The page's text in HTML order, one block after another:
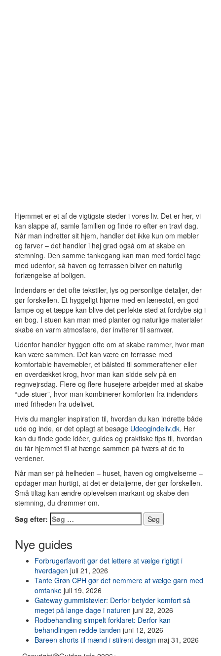
Hjemmet er et af de vigtigste steder i vores liv. Det er her, vi
kan slappe af, samle familien og finde ro efter en travl dag.
Når man indretter sit hjem, handler det ikke kun om møbler
og farver – det handler i høj grad også om at skabe en
stemning. Den samme tankegang kan man med fordel tage
med udenfor, så haven og terrassen bliver en naturlig
forlængelse af boligen.
Indendørs er det ofte tekstiler, lys og personlige detaljer, der
gør forskellen. Et hyggeligt hjørne med en lænestol, en god
lampe og et tæppe kan blive det perfekte sted at fordybe sig i
en bog. I stuen kan man med planter og naturlige materialer
skabe en varm atmosfære, der inviterer til samvær.
Udenfor handler hyggen ofte om at skabe rammer, hvor man
kan være sammen. Det kan være en terrasse med
komfortable havemøbler, et bålsted til sommeraftener eller
en overdækket krog, hvor man kan sidde selv på en
regnvejrsdag. Flere og flere husejere arbejder med at skabe
“ude-stuer”, hvor man kombinerer komforten fra indendørs
med friheden fra udelivet.
Hvis du mangler inspiration til, hvordan du kan indrette både
ude og inde, er det oplagt at besøge Udeogindeliv.dk. Her
kan du finde gode idéer, guides og praktiske tips til, hvordan
du får hjemmet til at hænge sammen på tværs af de to
verdener.
Når man ser på helheden – huset, haven og omgivelserne –
opdager man hurtigt, at det er detaljerne, der gør forskellen.
Små tiltag kan ændre oplevelsen markant og skabe den
stemning, du drømmer om.
Søg efter:
Nye guides
Forbrugerfavorit gør det lettere at vælge rigtigt i
hverdagen juli 21, 2026
Tante Grøn CPH gør det nemmere at vælge garn med
omtanke juli 19, 2026
Gateway gummistøvler: Derfor betyder komfort så
meget på lange dage i naturen juni 22, 2026
Rodbehandling simpelt forklaret: Derfor kan
behandlingen redde tanden juni 12, 2026
Bareen shorts til mænd i stilrent design maj 31, 2026